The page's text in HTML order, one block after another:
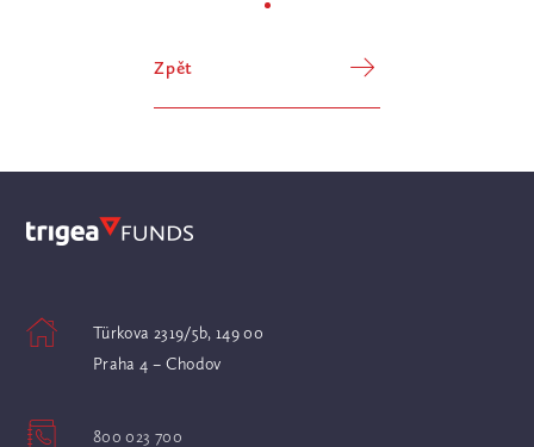
Zpět
Türkova 2319/5b, 149 00
Praha 4 – Chodov
800 023 700